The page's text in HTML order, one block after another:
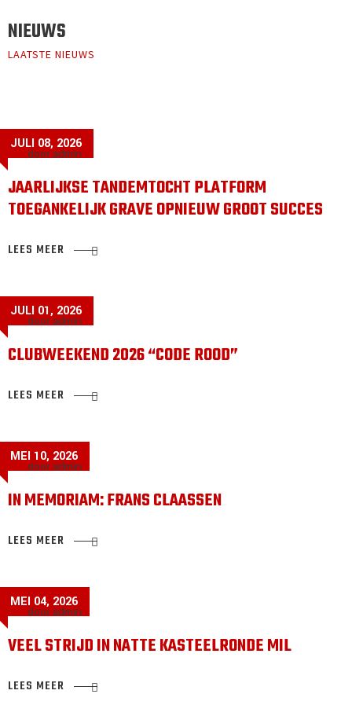
NIEUWS
LAATSTE NIEUWS
JULI 08, 2026
door admin
JAARLIJKSE TANDEMTOCHT PLATFORM
TOEGANKELIJK GRAVE OPNIEUW GROOT SUCCES
LEES MEER
JULI 01, 2026
door admin
CLUBWEEKEND 2026 “CODE ROOD”
LEES MEER
MEI 10, 2026
door admin
IN MEMORIAM: FRANS CLAASSEN
LEES MEER
MEI 04, 2026
door admin
VEEL STRIJD IN NATTE KASTEELRONDE MIL
LEES MEER